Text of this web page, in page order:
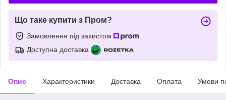
Що таке купити з Пром?
Замовлення під захистом
Доступна доставка
Опис Характеристики Доставка Оплата Умови